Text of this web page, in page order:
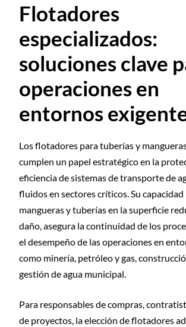
Flotadores
especializados:
soluciones clave
operaciones en
entornos
Los flotadores para tuberías y
cumplen un papel estratégico en la
eficiencia de sistemas de transporte de
fluidos en sectores críticos. Su
mangueras y tuberías en la superficie
daño, asegura la continuidad de los
el desempeño de las operaciones en
como minería, petróleo y gas,
gestión de agua municipal.
Para responsables de compras,
de proyectos, la elección de flotadores